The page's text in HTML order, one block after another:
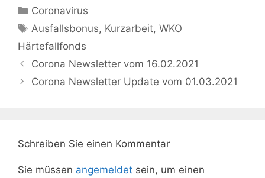
Kategorien
Coronavirus
Schlagwörter
Ausfallsbonus, Kurzarbeit,WKO
Härtefallfonds
Corona Newsletter vom 16.02.2021
Corona Newsletter Update vom 01.03.2021
Schreiben Sie einen Kommentar
Sie müssen angemeldet sein, um einen